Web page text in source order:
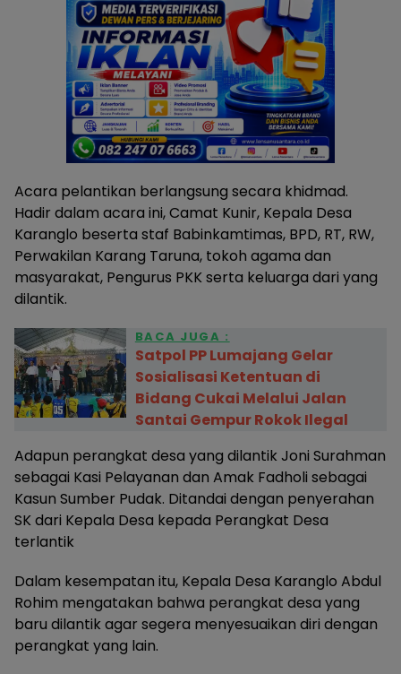
Acara pelantikan berlangsung secara khidmad.
Hadir dalam acara ini, Camat Kunir, Kepala Desa
Karanglo beserta staf Babinkamtimas, BPD, RT, RW,
Perwakilan Karang Taruna, tokoh agama dan
masyarakat, Pengurus PKK serta keluarga dari yang
dilantik.
BACA JUGA :
Satpol PP Lumajang Gelar
Sosialisasi Ketentuan di
Bidang Cukai Melalui Jalan
Santai Gempur Rokok Ilegal
Adapun perangkat desa yang dilantik Joni Surahman
sebagai Kasi Pelayanan dan Amak Fadholi sebagai
Kasun Sumber Pudak. Ditandai dengan penyerahan
SK dari Kepala Desa kepada Perangkat Desa
terlantik
Dalam kesempatan itu, Kepala Desa Karanglo Abdul
Rohim mengatakan bahwa perangkat desa yang
baru dilantik agar segera menyesuaikan diri dengan
perangkat yang lain.